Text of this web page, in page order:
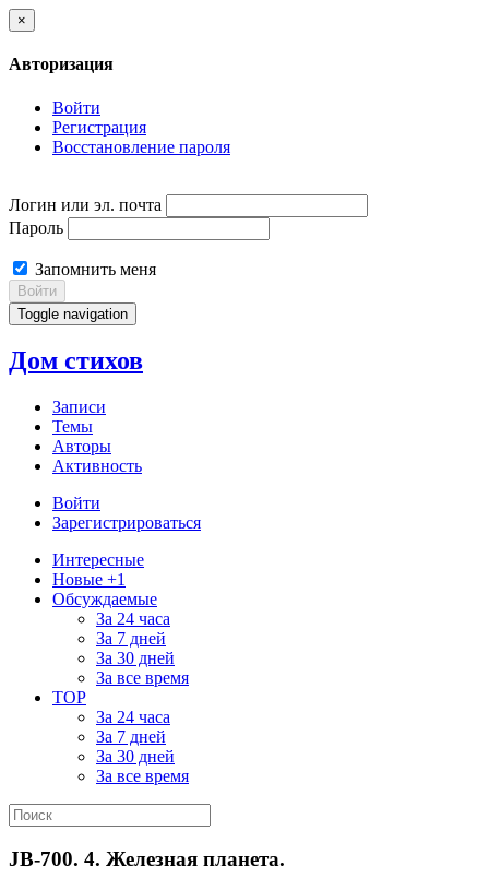
×
Авторизация
Войти
Регистрация
Восстановление пароля
Логин или эл. почта
Пароль
Запомнить меня
Войти
Toggle navigation
Дом стихов
Записи
Темы
Авторы
Активность
Войти
Зарегистрироваться
Интересные
Новые +1
Обсуждаемые
За 24 часа
За 7 дней
За 30 дней
За все время
TOP
За 24 часа
За 7 дней
За 30 дней
За все время
JB-700. 4. Железная планета.